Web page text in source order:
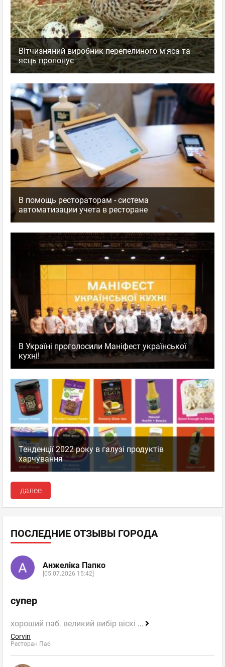
Вітчизняний виробник перепелиного м'яса та
яєць пропонує
В помощь рестораторам - система
автоматизации учета в ресторане
В Україні проголосили Маніфест української
кухні!
Тенденції 2022 року в галузі продуктів
харчування
далее
ПОСЛЕДНИЕ ОТЗЫВЫ ГОРОДА
Анжеліка Папко
[05.07.2026 15:42]
супер
хороший паб. великий вибір віскі ...
Corvin
Ресторан Паб